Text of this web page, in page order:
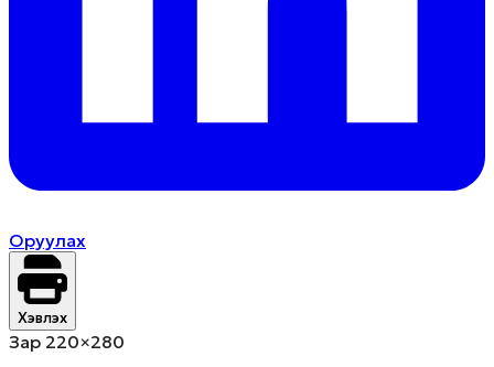
Оруулах
Хэвлэх
Зар 220×280